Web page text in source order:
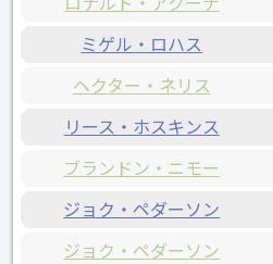
ミゲル・ロハス
ヘクター・ネリス
リース・ホスキンス
ブランドン・ニモー
ジョク・ペダーソン
ジョク・ペダーソン